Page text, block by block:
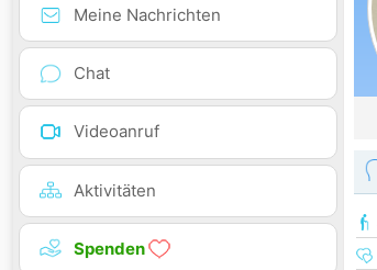
Meine Nachrichten
Chat
Videoanruf
Aktivitäten
Spenden